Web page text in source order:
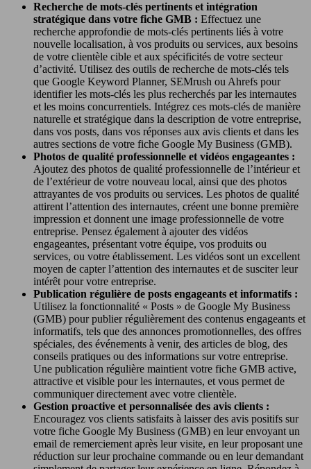
Recherche de mots-clés pertinents et intégration
stratégique dans votre fiche GMB : Effectuez une
recherche approfondie de mots-clés pertinents liés à votre
nouvelle localisation, à vos produits ou services, aux besoins
de votre clientèle cible et aux spécificités de votre secteur
d’activité. Utilisez des outils de recherche de mots-clés tels
que Google Keyword Planner, SEMrush ou Ahrefs pour
identifier les mots-clés les plus recherchés par les internautes
et les moins concurrentiels. Intégrez ces mots-clés de manière
naturelle et stratégique dans la description de votre entreprise,
dans vos posts, dans vos réponses aux avis clients et dans les
autres sections de votre fiche Google My Business (GMB).
Photos de qualité professionnelle et vidéos engageantes :
Ajoutez des photos de qualité professionnelle de l’intérieur et
de l’extérieur de votre nouveau local, ainsi que des photos
attrayantes de vos produits ou services. Les photos de qualité
attirent l’attention des internautes, créent une bonne première
impression et donnent une image professionnelle de votre
entreprise. Pensez également à ajouter des vidéos
engageantes, présentant votre équipe, vos produits ou
services, ou votre établissement. Les vidéos sont un excellent
moyen de capter l’attention des internautes et de susciter leur
intérêt pour votre entreprise.
Publication régulière de posts engageants et informatifs :
Utilisez la fonctionnalité « Posts » de Google My Business
(GMB) pour publier régulièrement des contenus engageants et
informatifs, tels que des annonces promotionnelles, des offres
spéciales, des événements à venir, des articles de blog, des
conseils pratiques ou des informations sur votre entreprise.
Une publication régulière maintient votre fiche GMB active,
attractive et visible pour les internautes, et vous permet de
communiquer directement avec votre clientèle.
Gestion proactive et personnalisée des avis clients :
Encouragez vos clients satisfaits à laisser des avis positifs sur
votre fiche Google My Business (GMB) en leur envoyant un
email de remerciement après leur visite, en leur proposant une
réduction sur leur prochaine commande ou en leur demandant